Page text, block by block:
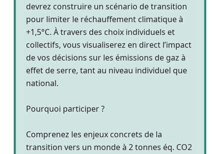
devrez construire un scénario de transition
pour limiter le réchauffement climatique à
+1,5°C. À travers des choix individuels et
collectifs, vous visualiserez en direct l’impact
de vos décisions sur les émissions de gaz à
effet de serre, tant au niveau individuel que
national.
Pourquoi participer ?
Comprenez les enjeux concrets de la
transition vers un monde à 2 tonnes éq. CO2